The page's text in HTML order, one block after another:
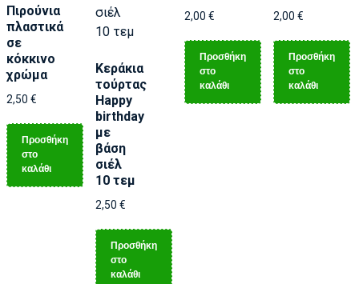
Πιρούνια
πλαστικά
σε
κόκκινο
χρώμα
2,50 €
Προσθήκη
στο
καλάθι
Κεράκια
τούρτας
Happy
birthday
με
βάση
σιέλ
10 τεμ
2,50 €
Προσθήκη
στο
καλάθι
2,00 €
Προσθήκη
στο
καλάθι
2,00 €
Προσθήκη
στο
καλάθι